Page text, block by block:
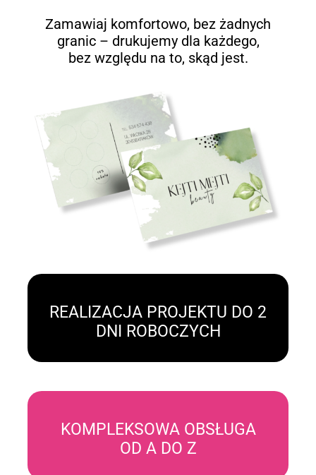
Zamawiaj komfortowo, bez żadnych
granic – drukujemy dla każdego,
bez względu na to, skąd jest.
REALIZACJA PROJEKTU DO 2
DNI ROBOCZYCH
KOMPLEKSOWA OBSŁUGA
OD A DO Z